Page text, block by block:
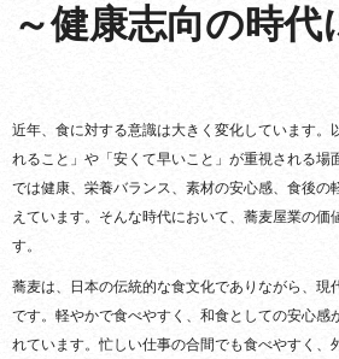
～健康志向の時代
近年、食に対する意識は大きく変化しています。
れること」や「安くて早いこと」が重視される場
では健康、栄養バランス、素材の安心感、食後の
えています。そんな時代において、蕎麦屋業の価
す。
蕎麦は、日本の伝統的な食文化でありながら、現
です。軽やかで食べやすく、和食としての安心感
れています。忙しい仕事の合間でも食べやすく、